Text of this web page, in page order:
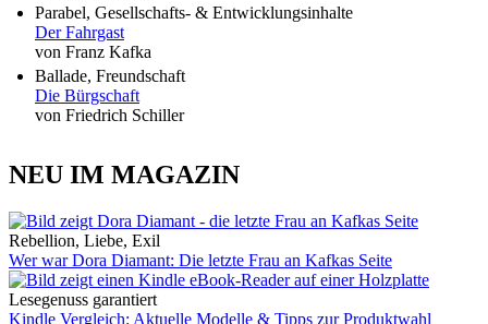
Parabel, Gesellschafts- & Entwicklungsinhalte
Der Fahrgast
von Franz Kafka
Ballade, Freundschaft
Die Bürgschaft
von Friedrich Schiller
NEU IM MAGAZIN
Rebellion, Liebe, Exil
Wer war Dora Diamant: Die letzte Frau an Kafkas Seite
Lesegenuss garantiert
Kindle Vergleich: Aktuelle Modelle & Tipps zur Produktwahl